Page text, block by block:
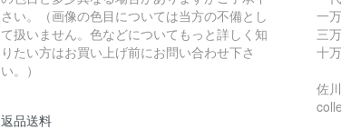
さい。（画像の色目については当方の不備とし
て扱いません。色などについてもっと詳しく知
りたい方はお買い上げ前にお問い合わせ下さ
い。）
返品送料
一
三
十
佐